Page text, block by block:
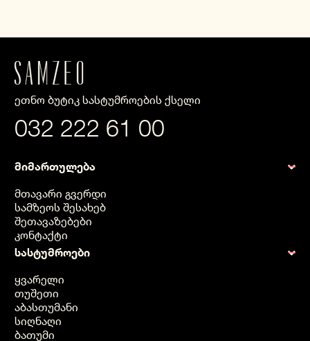
ეთნო ბუტიკ სასტუმროების ქსელი
032 222 61 00
მიმართულება
მთავარი გვერდი
სამზეოს შესახებ
შეთავაზებები
კონტაქტი
სასტუმროები
ყვარელი
თუშეთი
აბასთუმანი
სიღნაღი
ბათუმი